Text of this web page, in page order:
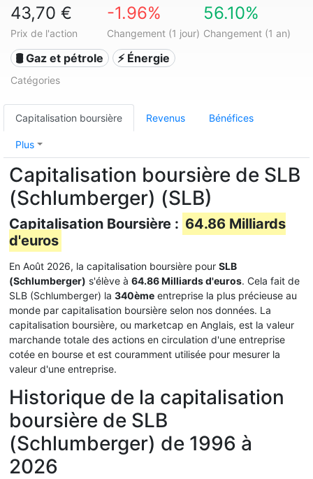
43,70 €
Prix de l'action
-1.96%
Changement (1 jour)
56.10%
Changement (1 an)
🛢 Gaz et pétrole ⚡ Énergie
Catégories
Capitalisation boursière Revenus Bénéfices
Plus
Capitalisation boursière de SLB
(Schlumberger) (SLB)
Capitalisation Boursière : 64.86 Milliards
d'euros
En Août 2026, la capitalisation boursière pour SLB
(Schlumberger) s'élève à 64.86 Milliards d'euros. Cela fait de
SLB (Schlumberger) la 340ème entreprise la plus précieuse au
monde par capitalisation boursière selon nos données. La
capitalisation boursière, ou marketcap en Anglais, est la valeur
marchande totale des actions en circulation d'une entreprise
cotée en bourse et est couramment utilisée pour mesurer la
valeur d'une entreprise.
Historique de la capitalisation
boursière de SLB
(Schlumberger) de 1996 à
2026